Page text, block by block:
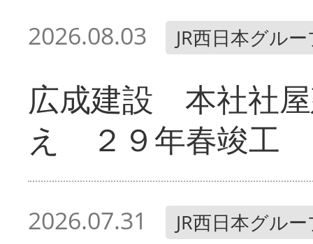
2026.08.03 JR西日本グル
広成建設 本社社
え ２９年春竣工
2026.07.31 JR西日本グル